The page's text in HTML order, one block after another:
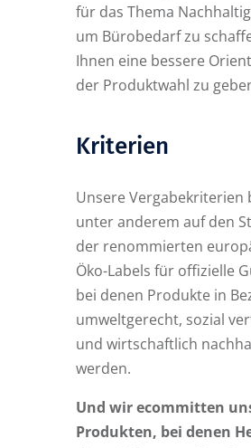
für das Thema
um Bürobedarf zu
Ihnen eine bessere
der Produktwahl zu
Kriterien
Unsere Vergabekriterien
unter anderem auf den
der renommierten
Öko-Labels für offizielle
bei denen Produkte in
umweltgerecht, sozial
und wirtschaftlich
werden.
Und wir ecommitten
Produkten, bei denen